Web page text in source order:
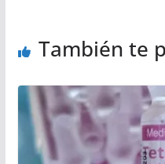
También te